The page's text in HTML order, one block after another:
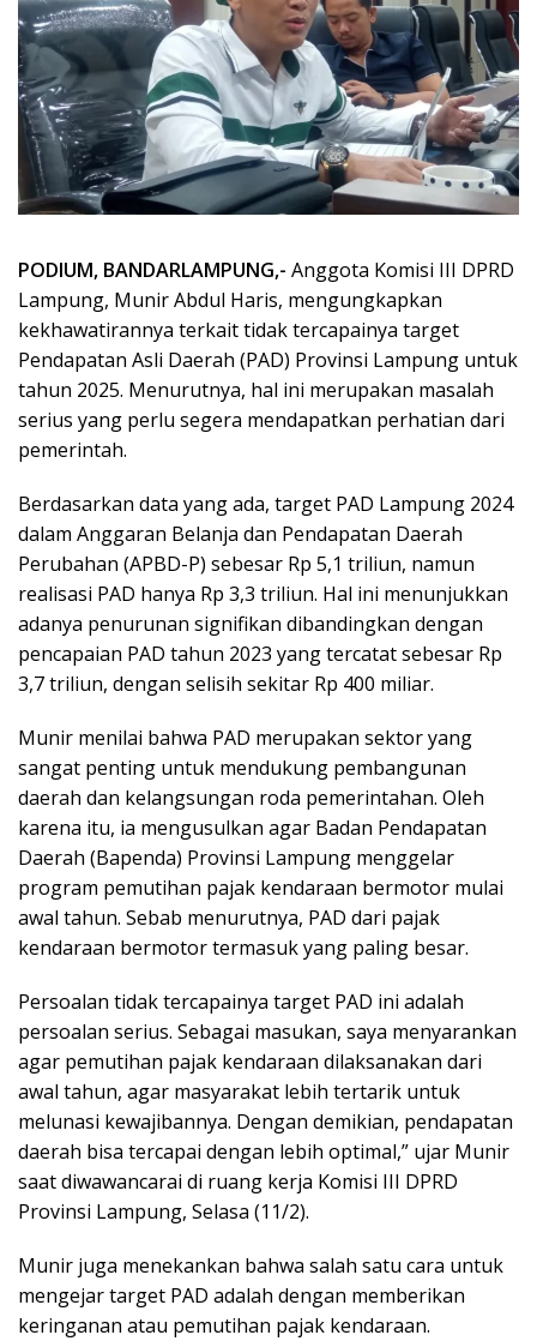
PODIUM, BANDARLAMPUNG,- Anggota Komisi III DPRD
Lampung, Munir Abdul Haris, mengungkapkan
kekhawatirannya terkait tidak tercapainya target
Pendapatan Asli Daerah (PAD) Provinsi Lampung untuk
tahun 2025. Menurutnya, hal ini merupakan masalah
serius yang perlu segera mendapatkan perhatian dari
pemerintah.
Berdasarkan data yang ada, target PAD Lampung 2024
dalam Anggaran Belanja dan Pendapatan Daerah
Perubahan (APBD-P) sebesar Rp 5,1 triliun, namun
realisasi PAD hanya Rp 3,3 triliun. Hal ini menunjukkan
adanya penurunan signifikan dibandingkan dengan
pencapaian PAD tahun 2023 yang tercatat sebesar Rp
3,7 triliun, dengan selisih sekitar Rp 400 miliar.
Munir menilai bahwa PAD merupakan sektor yang
sangat penting untuk mendukung pembangunan
daerah dan kelangsungan roda pemerintahan. Oleh
karena itu, ia mengusulkan agar Badan Pendapatan
Daerah (Bapenda) Provinsi Lampung menggelar
program pemutihan pajak kendaraan bermotor mulai
awal tahun. Sebab menurutnya, PAD dari pajak
kendaraan bermotor termasuk yang paling besar.
Persoalan tidak tercapainya target PAD ini adalah
persoalan serius. Sebagai masukan, saya menyarankan
agar pemutihan pajak kendaraan dilaksanakan dari
awal tahun, agar masyarakat lebih tertarik untuk
melunasi kewajibannya. Dengan demikian, pendapatan
daerah bisa tercapai dengan lebih optimal,” ujar Munir
saat diwawancarai di ruang kerja Komisi III DPRD
Provinsi Lampung, Selasa (11/2).
Munir juga menekankan bahwa salah satu cara untuk
mengejar target PAD adalah dengan memberikan
keringanan atau pemutihan pajak kendaraan.